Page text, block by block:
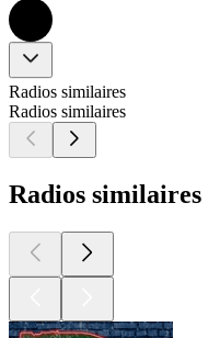
Radios similaires
Radios similaires
Radios similaires